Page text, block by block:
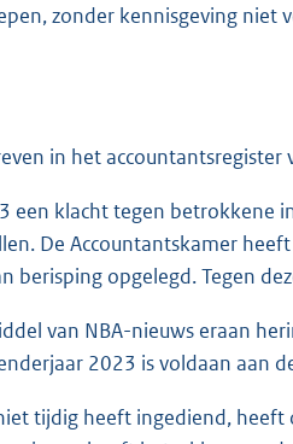
zonder kennisgeving niet
in het accountantsregister
klacht tegen betrokkene
De Accountantskamer
berisping opgelegd. Tegen
van NBA-nieuws eraan
2023 is voldaan aan
tijdig heeft ingediend, heeft